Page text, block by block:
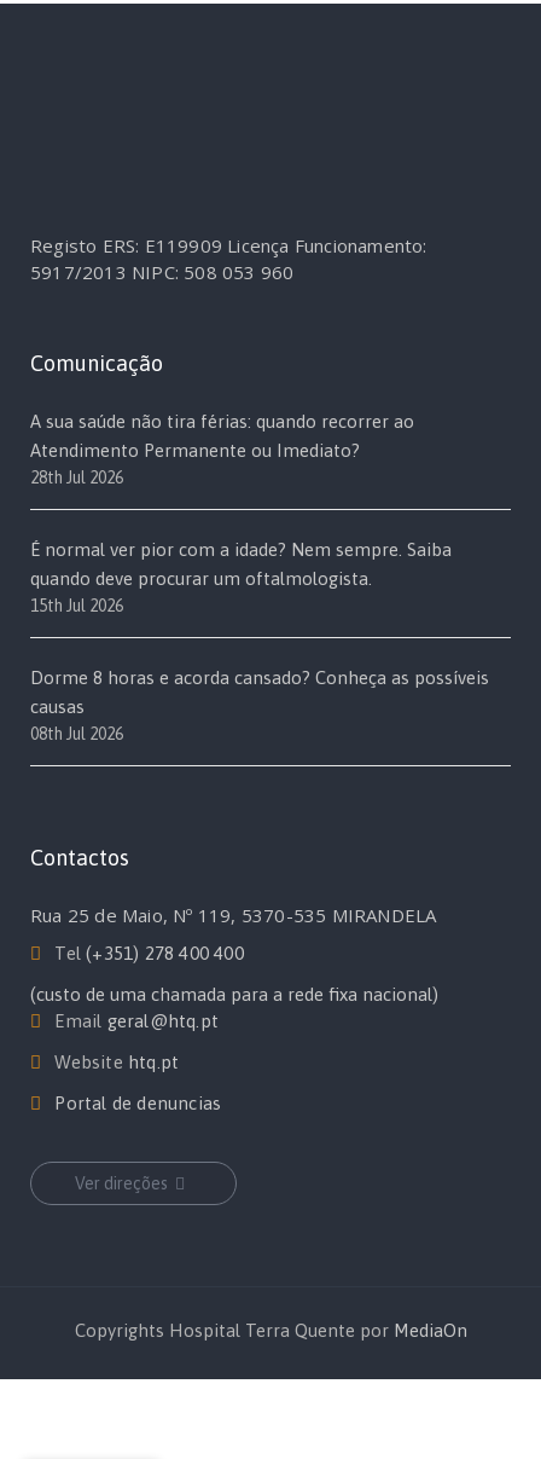
Registo ERS: E119909 Licença Funcionamento:
5917/2013 NIPC: 508 053 960
Comunicação
A sua saúde não tira férias: quando recorrer ao
Atendimento Permanente ou Imediato?
28th Jul 2026
É normal ver pior com a idade? Nem sempre. Saiba
quando deve procurar um oftalmologista.
15th Jul 2026
Dorme 8 horas e acorda cansado? Conheça as possíveis
causas
08th Jul 2026
Contactos
Rua 25 de Maio, Nº 119, 5370-535 MIRANDELA
Tel(+351) 278 400 400
(custo de uma chamada para a rede fixa nacional)
Email geral@htq.pt
Website htq.pt
Portal de denuncias
Ver direções
Copyrights Hospital Terra Quente por MediaOn